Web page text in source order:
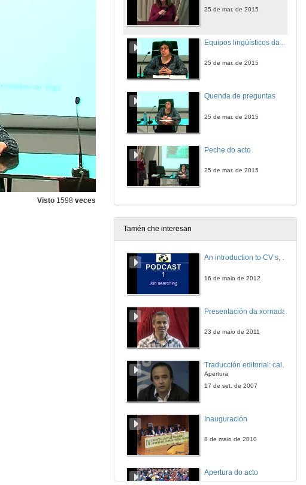
Visto 1598 veces
25 de mar. de 2015
25 de mar. de 2015
Quenda de preguntas
25 de mar. de 2015
Peche do acto
25 de mar. de 2015
Tamén che interesan
An introduction to CV’s, letters, and job searching
16 de maio de 2012
Presentación da xornada
23 de maio de 2011
Traducción editorial: calidade e xestión de proxectos
Apertura
17 de set. de 2007
Inauguración
8 de maio de 2010
Apertura do acto